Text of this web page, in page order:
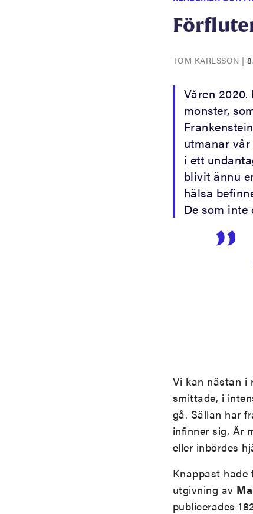
TOM KARLSSON |
Våren
monster,
utmanar
i ett
blivit ännu
hälsa
De som
Vi kan nästan i
smittade, i
gå. Sällan har
infinner sig. Är
eller inbördes
Knappast
utgivning av
publicerades